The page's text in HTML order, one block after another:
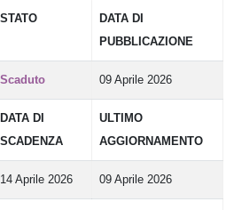
STATO
DATA DI
PUBBLICAZIONE
Scaduto 09 Aprile 2026
DATA DI
SCADENZA
ULTIMO
AGGIORNAMENTO
14 Aprile 2026 09 Aprile 2026